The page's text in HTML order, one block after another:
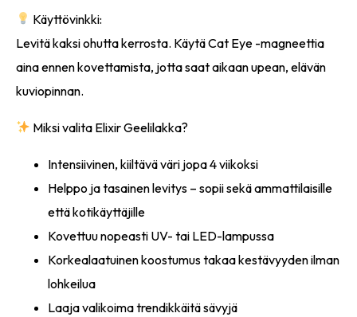
Käyttövinkki:
Levitä kaksi ohutta kerrosta. Käytä Cat Eye -magneettia
aina ennen kovettamista, jotta saat aikaan upean, elävän
kuviopinnan.
Miksi valita Elixir Geelilakka?
Intensiivinen, kiiltävä väri jopa 4 viikoksi
Helppo ja tasainen levitys – sopii sekä ammattilaisille
että kotikäyttäjille
Kovettuu nopeasti UV- tai LED-lampussa
Korkealaatuinen koostumus takaa kestävyyden ilman
lohkeilua
Laaja valikoima trendikkäitä sävyjä